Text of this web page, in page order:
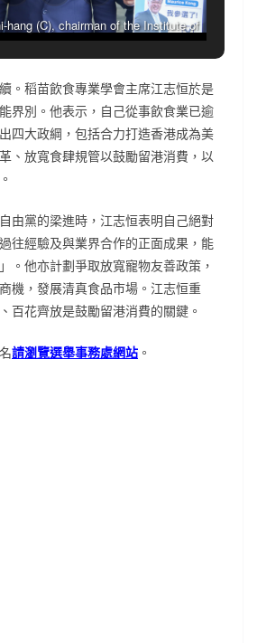
hang (C), chairman of the Institute of
for Catering constituency on October
2025 in Hong Kong.
。稻苗飲食專業學會主席江志恒於是
界別。他表示，自己從事飲食業已逾
四大政綱，包括合力打造香港成為美
、放寬食肆規管以鼓勵留港消費，以
由黨的梁進時，江志恒表明自己絕對
往經驗及與業界合作的正面成果，能
。他亦計劃爭取放寬寵物友善政策，
機，發展清真食品市場。江志恒重
百花齊放是鼓勵留港消費的關鍵。
請瀏覽選舉事務處網站 。